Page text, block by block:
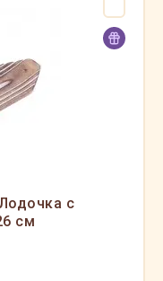
с
см